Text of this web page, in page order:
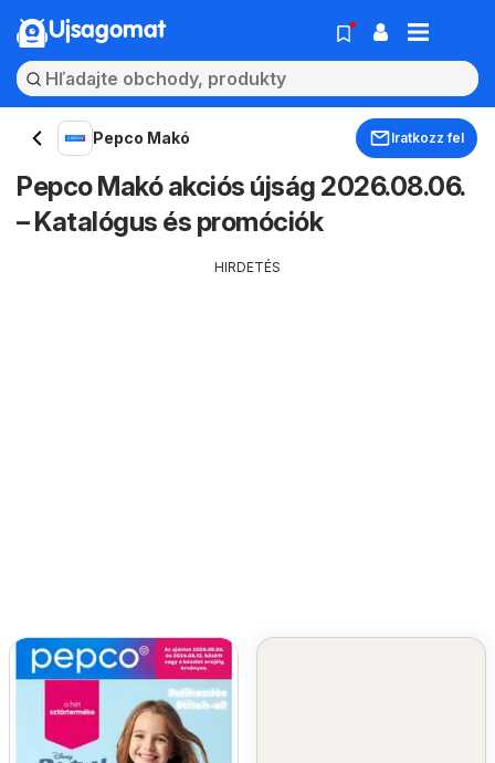
Ujsagomat
Pepco Makó Iratkozz fel
Pepco Makó akciós újság 2026.08.06.
– Katalógus és promóciók
HIRDETÉS